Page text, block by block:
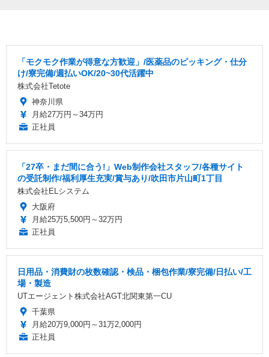
「モクモク作業が得意な方歓迎」/医薬品のピッキング・仕分
け/寮完備/週払いOK/20~30代活躍中
株式会社Tetote
神奈川県
月給27万円～34万円
正社員
「27卒・まだ間に合う!」Web制作会社スタッフ/各種サイト
の受託制作/福利厚生充実/賞与あり/吹田市片山町1丁目
株式会社ELシステム
大阪府
月給25万5,500円～32万円
正社員
日用品・消費財の枚数確認・検品・梱包作業/寮完備/日払い/工
場・製造
UTエージェント株式会社AGT北関東第一CU
千葉県
月給20万9,000円～31万2,000円
正社員